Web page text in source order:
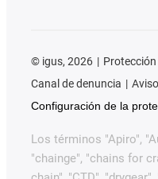
© igus, 2026
Canal de denuncia
Configuración de la
Los términos "Apiro",
"chainge", "chains for